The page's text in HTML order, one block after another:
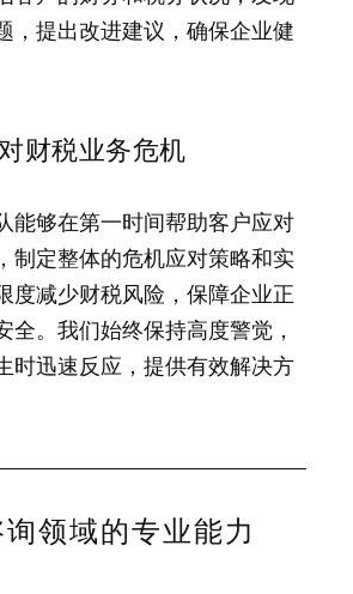
，提出改进建议，确保企业健
财税业务危机
能够在第一时间帮助客户应对
制定整体的危机应对策略和实
度减少财税风险，保障企业正
全。我们始终保持高度警觉，
时迅速反应，提供有效解决方
领域的专业能力